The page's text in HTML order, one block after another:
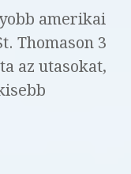
amerikai
Thomason 3
az utasokat,